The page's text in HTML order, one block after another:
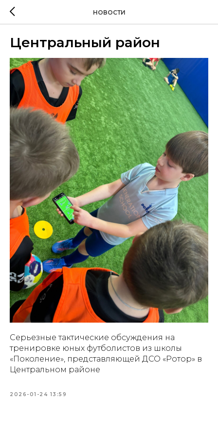
НОВОСТИ
Центральный район
Серьезные тактические обсуждения на
тренировке юных футболистов из школы
«Поколение», представляющей ДСО «Ротор» в
Центральном районе
2026-01-24 13:59